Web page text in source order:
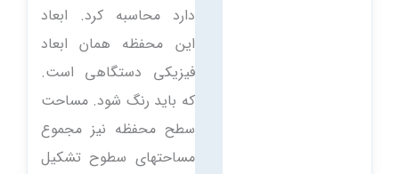
دارد محاسبه کرد. ابعاد
این محفظه همان ابعاد
فیزیکی دستگاهی است.
که باید رنگ شود. مساحت
سطح محفظه نیز مجموع
مساحتهای سطوح تشکیل